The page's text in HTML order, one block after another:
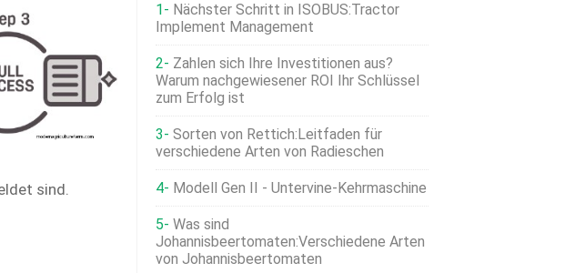
sind.
Nächster Schritt in ISOBUS:Tractor
Implement Management
Zahlen sich Ihre Investitionen aus?
Warum nachgewiesener ROI Ihr Schlüssel
zum Erfolg ist
Sorten von Rettich:Leitfaden für
verschiedene Arten von Radieschen
Modell Gen II - Untervine-Kehrmaschine
Was sind
Johannisbeertomaten:Verschiedene Arten
von Johannisbeertomaten